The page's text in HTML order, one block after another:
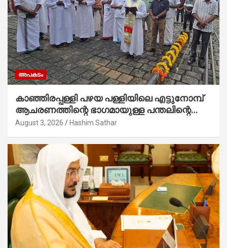
അപകടം
കാഞ്ഞിരപ്പള്ളി പഴയ പള്ളിയിലെ എട്ടുനോമ്പ്
ആചരണത്തിന്റെ ഭാഗമായുള്ള പന്തലിന്റെ
കാൽനാട്ട് കർമ്മം ആർച്ച് പ്രീസ്റ്റ് വെരി.
August 3, 2026 Hashim Sathar